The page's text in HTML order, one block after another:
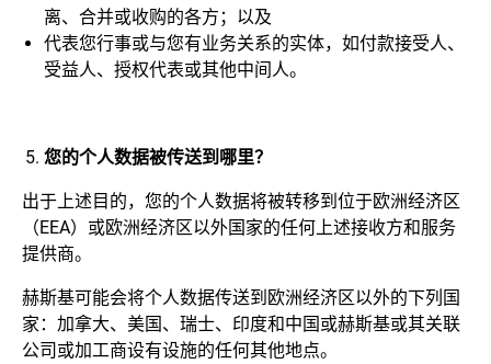
离、合并或收购的各方；以及
代表您行事或与您有业务关系的实体，如付款接受人、
受益人、授权代表或其他中间人。
您的个人数据被传送到哪里？
出于上述目的，您的个人数据将被转移到位于欧洲经济区
（EEA）或欧洲经济区以外国家的任何上述接收方和服务
提供商。
赫斯基可能会将个人数据传送到欧洲经济区以外的下列国
家：加拿大、美国、瑞士、印度和中国或赫斯基或其关联
公司或加工商设有设施的任何其他地点。